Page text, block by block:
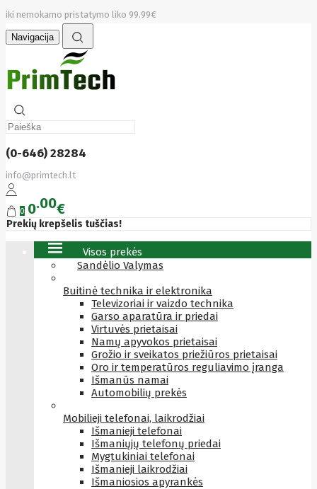
iki nemokamo pristatymo liko 99.99€
Navigacija
(0-646) 28284
info@primtech.lt
0 0 00€
Prekių krepšelis tuščias!
Visos prekės
Sandėlio Valymas
Buitinė technika ir elektronika
Televizoriai ir vaizdo technika
Garso aparatūra ir priedai
Virtuvės prietaisai
Namų apyvokos prietaisai
Grožio ir sveikatos priežiūros prietaisai
Oro ir temperatūros reguliavimo įranga
Išmanūs namai
Automobilių prekės
Mobilieji telefonai, laikrodžiai
Išmanieji telefonai
Išmaniųjų telefonų priedai
Mygtukiniai telefonai
Išmanieji laikrodžiai
Išmaniosios apyrankės